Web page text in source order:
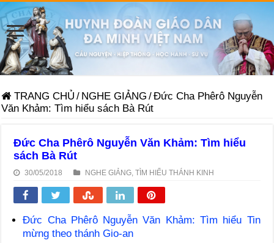
TRANG CHỦ / NGHE GIẢNG /Đức Cha Phêrô Nguyễn
Văn Khảm: Tìm hiểu sách Bà Rút
Đức Cha Phêrô Nguyễn Văn Khảm: Tìm hiểu
sách Bà Rút
30/05/2018 NGHE GIẢNG ,TÌM HIỂU THÁNH KINH
Đức Cha Phêrô Nguyễn Văn Khảm: Tìm hiểu Tin
mừng theo thánh Gio-an